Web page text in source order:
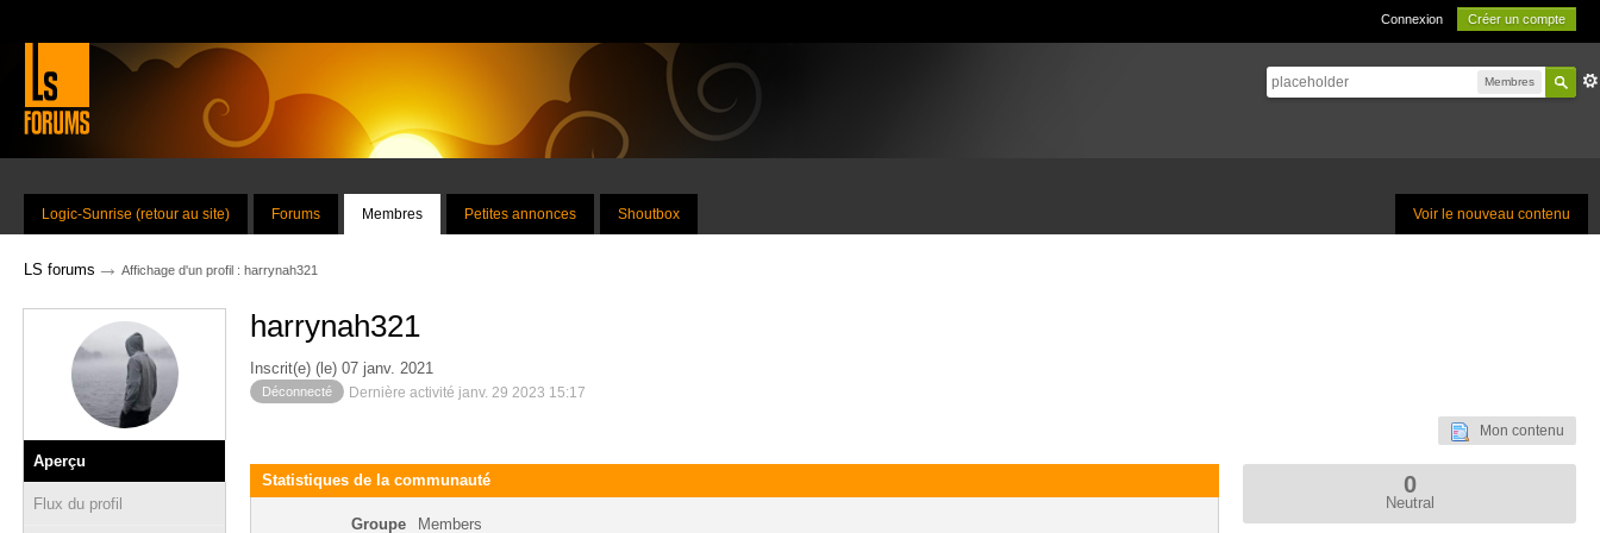
Connexion Créer un compte
Membres
Voir le nouveau contenu
Logic-Sunrise (retour au site) Forums Membres Petites annonces Shoutbox
LS forums → Affichage d'un profil : harrynah321
Aperçu
Flux du profil
harrynah321
Inscrit(e) (le) 07 janv. 2021
Déconnecté Dernière activité janv. 29 2023 15:17
Mon contenu
Statistiques de la communauté
Groupe Members
0
Neutral